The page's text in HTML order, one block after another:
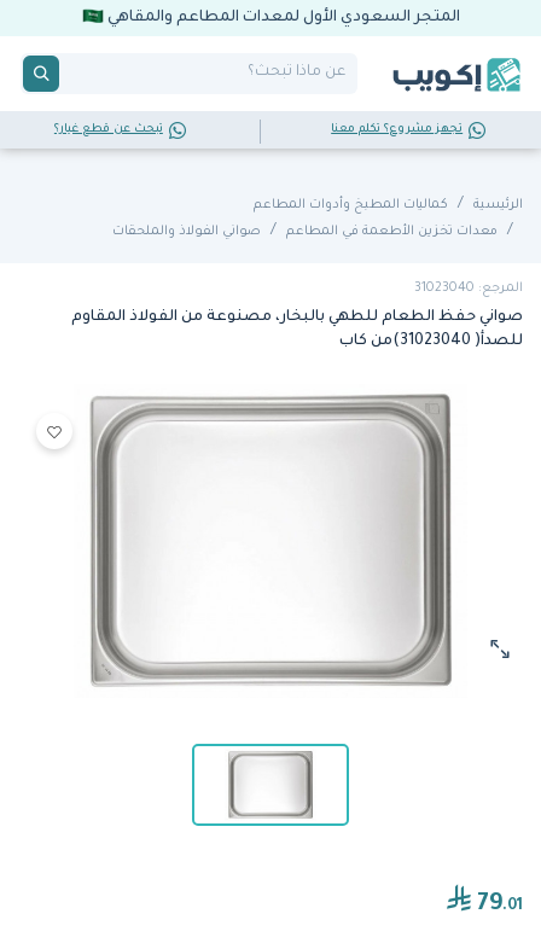
المتجر السعودي الأول لمعدات المطاعم والمقاهي
تجهز مشروع؟ تكلم معنا تبحث عن قطع غيار؟
الرئيسية
كماليات المطبخ وأدوات المطاعم
معدات تخزين الأطعمة في المطاعم
صواني الفولاذ والملحقات
المرجع: 31023040
صواني حفظ الطعام للطهي بالبخار، مصنوعة من الفولاذ المقاوم
للصدأ( 31023040)من كاب
79.01